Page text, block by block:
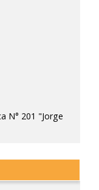
N° 201 "Jorge